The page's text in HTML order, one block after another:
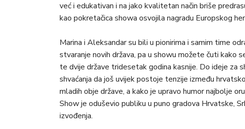
već i edukativan i na jako kvalitetan način briše
kao pokretačica showa osvojila nagradu Europskog
Marina i Aleksandar su bili u pionirima i samim time
stvaranje novih država, pa u showu možete čuti kako
te dvije države tridesetak godina kasnije. Do ideje za
shvaćanja da još uvijek postoje tenzije između
mladih obje države, a kako je upravo humor najbolje
Show je oduševio publiku u puno gradova Hrvatske,
izvođenja.